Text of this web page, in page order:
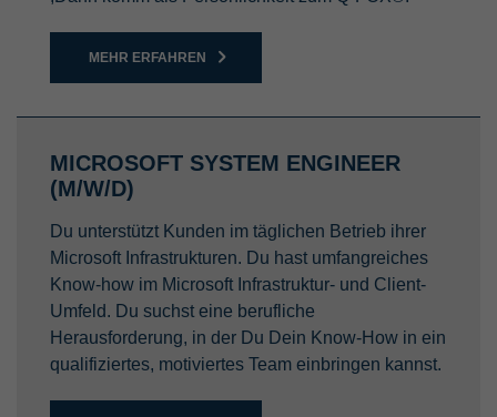
MEHR ERFAHREN
MICROSOFT SYSTEM ENGINEER
(M/W/D)
Du unterstützt Kunden im täglichen Betrieb ihrer
Microsoft Infrastrukturen. Du hast umfangreiches
Know-how im Microsoft Infrastruktur- und Client-
Umfeld. Du suchst eine berufliche
Herausforderung, in der Du Dein Know-How in ein
qualifiziertes, motiviertes Team einbringen kannst.